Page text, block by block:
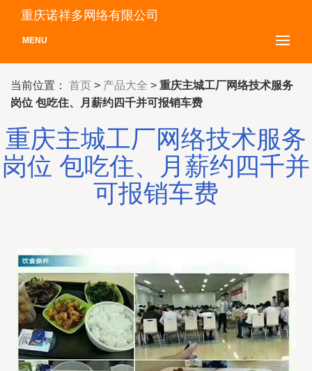
重庆诺祥多网络有限公司
MENU
当前位置： 首页 > 产品大全 > 重庆主城工厂网络技术服务
岗位 包吃住、月薪约四千并可报销车费
重庆主城工厂网络技术服务
岗位 包吃住、月薪约四千并
可报销车费